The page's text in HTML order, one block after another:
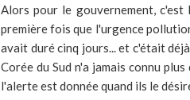
Alors pour le gouvernement,
première fois que l'urgence
avait duré cinq jours... et c'était
Corée du Sud n'a jamais connu
l'alerte est donnée quand ils le